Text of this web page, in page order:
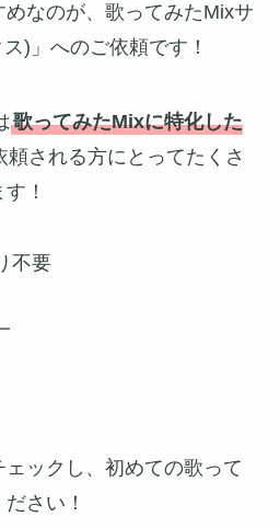
なのが、歌ってみたMixサ
)」へのご依頼です！
歌ってみたMixに特化した
頼される方にとってたくさ
！
不要
ックし、初めての歌って
さい！